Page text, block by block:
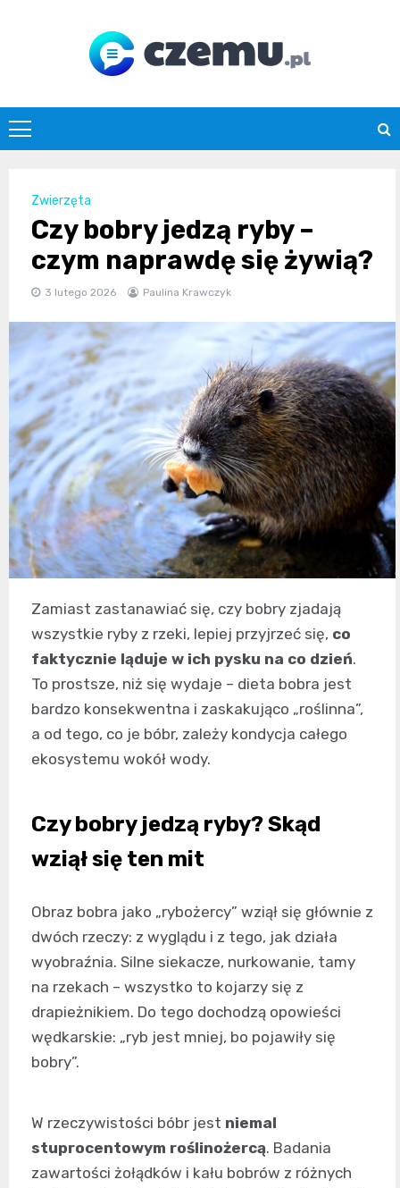
czemu.pl
Zwierzęta
Czy bobry jedzą ryby –
czym naprawdę się żywią?
3 lutego 2026 Paulina Krawczyk
Zamiast zastanawiać się, czy bobry zjadają
wszystkie ryby z rzeki, lepiej przyjrzeć się, co
faktycznie ląduje w ich pysku na co dzień.
To prostsze, niż się wydaje – dieta bobra jest
bardzo konsekwentna i zaskakująco „roślinna”,
a od tego, co je bóbr, zależy kondycja całego
ekosystemu wokół wody.
Czy bobry jedzą ryby? Skąd
wziął się ten mit
Obraz bobra jako „rybożercy” wziął się głównie z
dwóch rzeczy: z wyglądu i z tego, jak działa
wyobraźnia. Silne siekacze, nurkowanie, tamy
na rzekach – wszystko to kojarzy się z
drapieżnikiem. Do tego dochodzą opowieści
wędkarskie: „ryb jest mniej, bo pojawiły się
bobry”.
W rzeczywistości bóbr jest niemal
stuprocentowym roślinożercą. Badania
zawartości żołądków i kału bobrów z różnych